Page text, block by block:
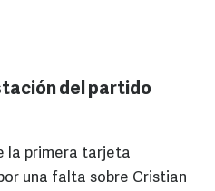
del partido
la primera tarjeta
una falta sobre Cristian